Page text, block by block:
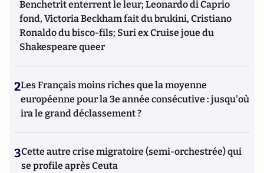
Benchetrit enterrent le leur; Leonardo di Caprio
fond, Victoria Beckham fait du brukini, Cristiano
Ronaldo du bisco-fils; Suri ex Cruise joue du
Shakespeare queer
2Les Français moins riches que la moyenne
européenne pour la 3e année consécutive : jusqu'où
ira le grand déclassement ?
3Cette autre crise migratoire (semi-orchestrée) qui
se profile après Ceuta